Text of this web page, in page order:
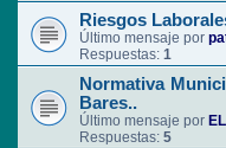
Riesgos
Último mensaje por
Respuestas: 1
Normativa
Bares..
Último mensaje por
Respuestas: 5